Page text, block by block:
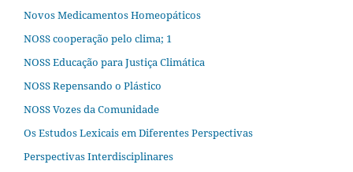
Novos Medicamentos Homeopáticos
NOSS cooperação pelo clima; 1
NOSS Educação para Justiça Climática
NOSS Repensando o Plástico
NOSS Vozes da Comunidade
Os Estudos Lexicais em Diferentes Perspectivas
Perspectivas Interdisciplinares